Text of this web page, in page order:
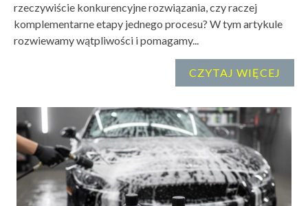
rzeczywiście konkurencyjne rozwiązania, czy raczej
komplementarne etapy jednego procesu? W tym artykule
rozwiewamy wątpliwości i pomagamy...
CZYTAJ WIĘCEJ